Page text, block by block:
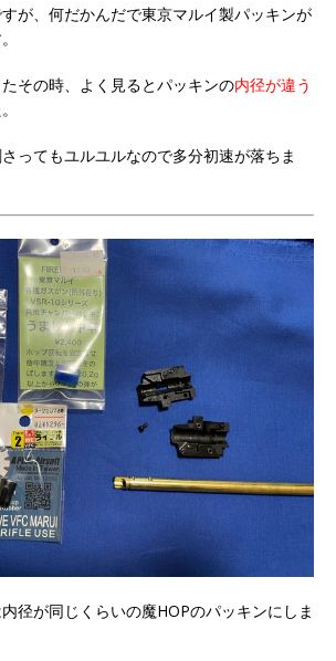
が、何だかんだで東京マルイ製パッキンが
その時、よく見るとパッキンの内径が違う
ってもユルユルなので多分初速が落ちま
径が同じくらいの魔HOPのパッキンにしま